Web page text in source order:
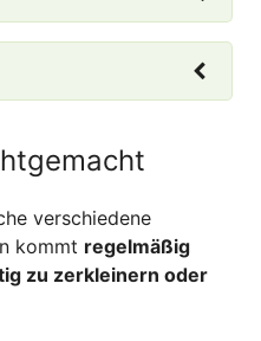
verschiedene
kommt regelmäßig
zu zerkleinern oder